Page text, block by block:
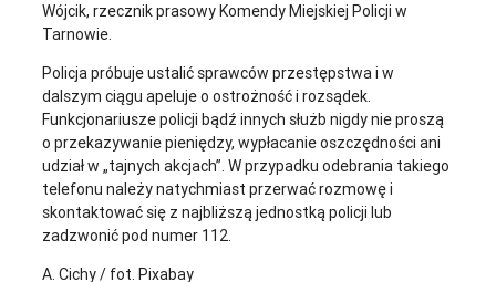
Wójcik, rzecznik prasowy Komendy Miejskiej Policji w
Tarnowie.
Policja próbuje ustalić sprawców przestępstwa i w
dalszym ciągu apeluje o ostrożność i rozsądek.
Funkcjonariusze policji bądź innych służb nigdy nie proszą
o przekazywanie pieniędzy, wypłacanie oszczędności ani
udział w „tajnych akcjach”. W przypadku odebrania takiego
telefonu należy natychmiast przerwać rozmowę i
skontaktować się z najbliższą jednostką policji lub
zadzwonić pod numer 112.
A. Cichy / fot. Pixabay